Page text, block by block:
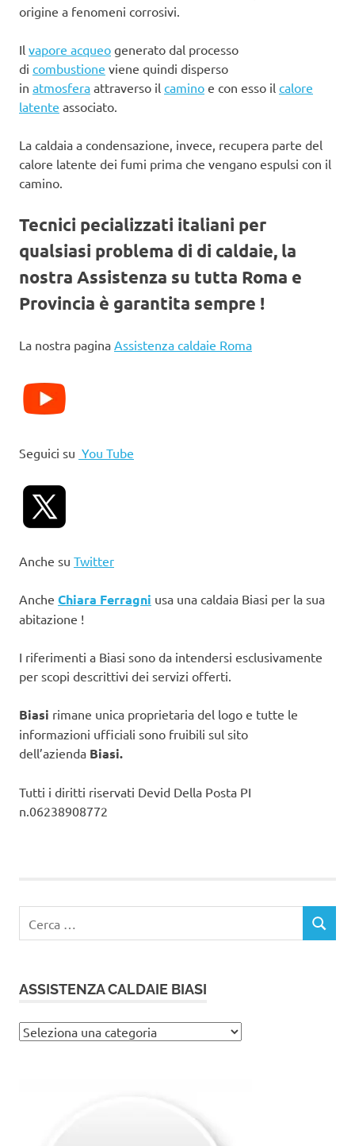
origine a fenomeni corrosivi.
Il vapore acqueo generato dal processo
di combustione viene quindi disperso
in atmosfera attraverso il camino e con esso il calore
latente associato.
La caldaia a condensazione, invece, recupera parte del
calore latente dei fumi prima che vengano espulsi con il
camino.
Tecnici pecializzati italiani per
qualsiasi problema di di caldaie, la
nostra Assistenza su tutta Roma e
Provincia è garantita sempre !
La nostra pagina Assistenza caldaie Roma
Seguici su You Tube
Anche su Twitter
Anche Chiara Ferragni usa una caldaia Biasi per la sua
abitazione !
I riferimenti a Biasi sono da intendersi esclusivamente
per scopi descrittivi dei servizi offerti.
Biasi rimane unica proprietaria del logo e tutte le
informazioni ufficiali sono fruibili sul sito
dell’azienda Biasi.
Tutti i diritti riservati Devid Della Posta PI
n.06238908772
per:
CERCA
ASSISTENZA CALDAIE BIASI
Assistenza